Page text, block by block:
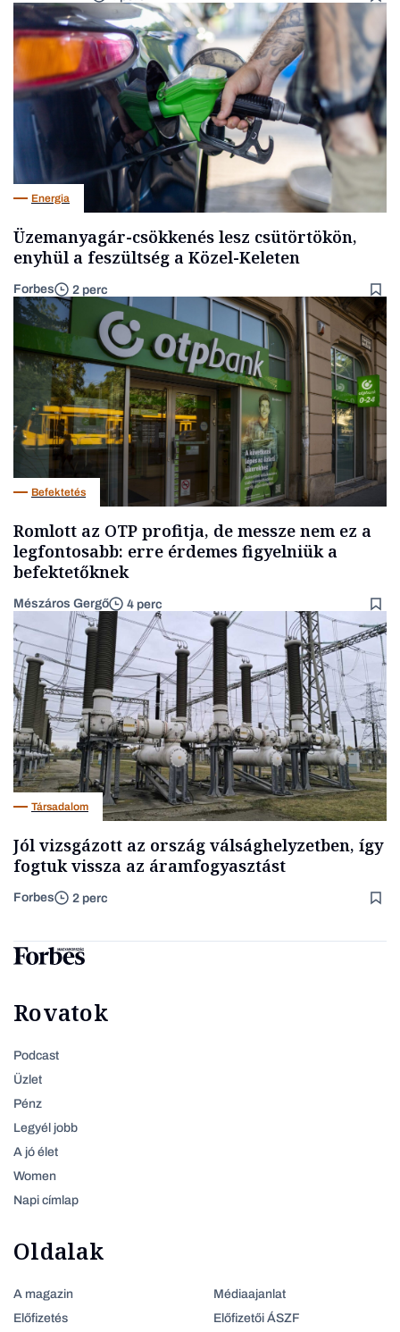
Energia
Üzemanyagár-csökkenés lesz csütörtökön,
enyhül a feszültség a Közel-Keleten
Forbes 2 perc
Befektetés
Romlott az OTP profitja, de messze nem ez a
legfontosabb: erre érdemes figyelniük a
befektetőknek
Mészáros Gergő 4 perc
Társadalom
Jól vizsgázott az ország válsághelyzetben, így
fogtuk vissza az áramfogyasztást
Forbes 2 perc
Rovatok
Podcast
Üzlet
Pénz
Legyél jobb
A jó élet
Women
Napi címlap
Oldalak
A magazin
Előfizetés
Médiaajanlat
Előfizetői ÁSZF